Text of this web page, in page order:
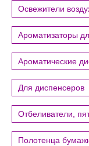
Освежители
Ароматизаторы
Ароматические
Для диспенсеров
Отбеливатели,
Полотенца